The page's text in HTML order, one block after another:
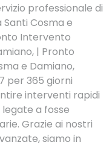
professionale di
Cosma e
Intervento
| Pronto
e Damiano,
per 365 giorni
interventi rapidi
a fosse
Grazie ai nostri
siamo in